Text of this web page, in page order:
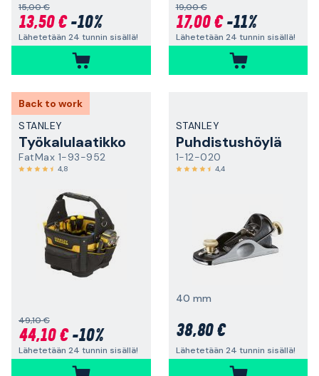
15,00 €
13,50 €-10%
Lähetetään 24 tunnin sisällä!
19,00 €
17,00 €-11%
Lähetetään 24 tunnin sisällä!
Back to work
STANLEY
Työkalulaatikko
FatMax 1-93-952
4,8
49,10 €
44,10 €-10%
Lähetetään 24 tunnin sisällä!
STANLEY
Puhdistushöylä
1-12-020
4,4
40 mm
38,80 €
Lähetetään 24 tunnin sisällä!